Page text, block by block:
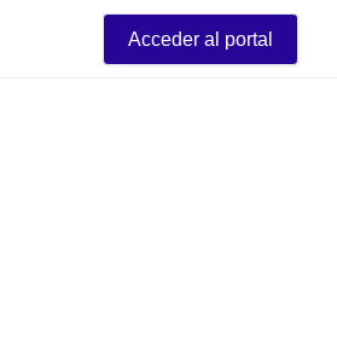
Acceder al portal